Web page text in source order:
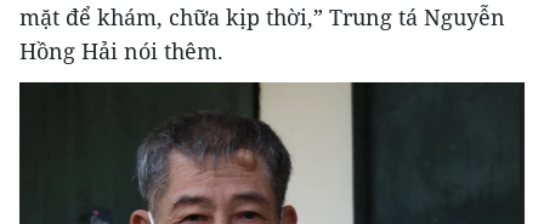
mặt để khám, chữa kịp thời,” Trung tá Nguyễn
Hồng Hải nói thêm.